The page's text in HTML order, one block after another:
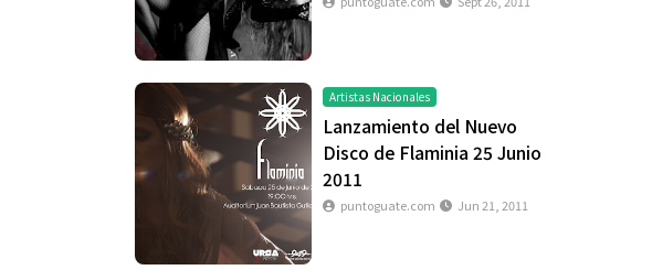
Artistas Nacionales
Lanzamiento del Nuevo
Disco de Flaminia 25 Junio
2011
puntoguate.com Jun 21, 2011